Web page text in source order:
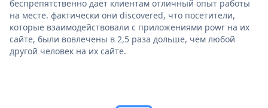
беспрепятственно дает клиентам отличный опыт работы
на месте. фактически они discovered, что посетители,
которые взаимодействовали с приложениями powr на их
сайте, были вовлечены в 2,5 раза дольше, чем любой
другой человек на их сайте.